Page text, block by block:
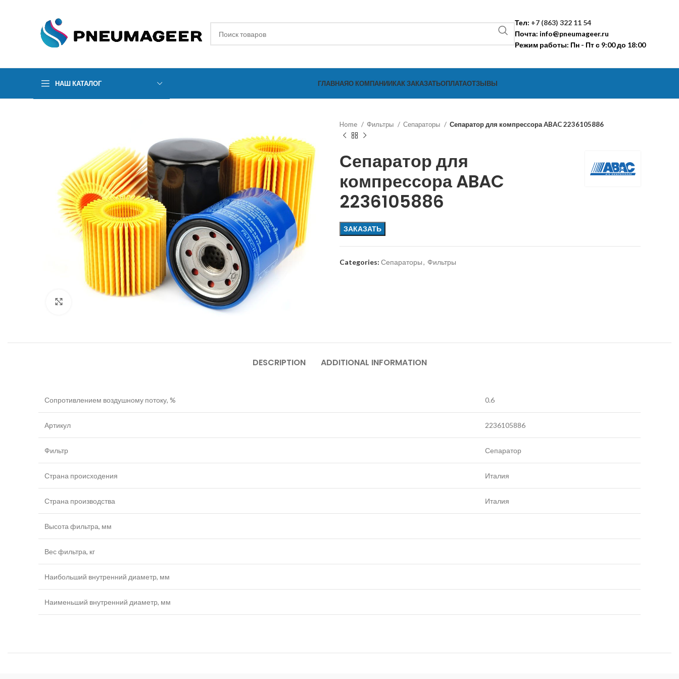
Тел: +7 (863) 322 11 54
Почта: info@pneumageer.ru
Режим работы: Пн - Пт с 9:00 до 18:00
НАШ КАТАЛОГ ГЛАВНАЯО КОМПАНИИКАК ЗАКАЗАТЬОПЛАТАОТЗЫВЫ
Home Фильтры Сепараторы Сепаратор для компрессора ABAC 2236105886
Сепаратор для
компрессора ABAC
2236105886
ЗАКАЗАТЬ
Categories: Сепараторы, Фильтры
DESCRIPTION ADDITIONAL INFORMATION
Сопротивлением воздушному потоку, % 0.6
Артикул 2236105886
Фильтр Сепаратор
Страна происходения Италия
Страна производства Италия
Высота фильтра, мм
Вес фильтра, кг
Наибольший внутренний диаметр, мм
Наименьший внутренний диаметр, мм